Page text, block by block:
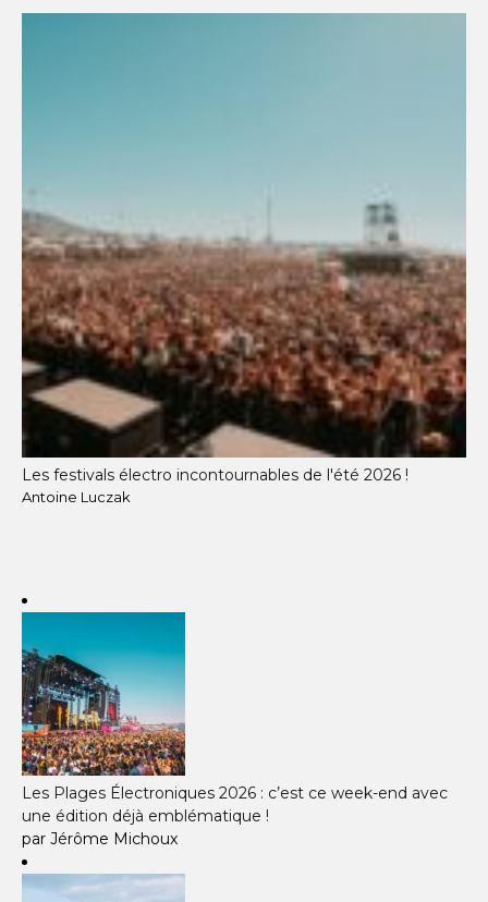
Les festivals électro incontournables de l'été 2026 !
Antoine Luczak
Les Plages Électroniques 2026 : c’est ce week-end avec
une édition déjà emblématique !
par Jérôme Michoux